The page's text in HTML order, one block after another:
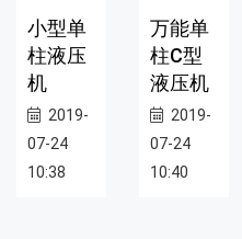
小型单
柱液压
机
2019-
07-24
10:38
万能单
柱C型
液压机
2019-
07-24
10:40